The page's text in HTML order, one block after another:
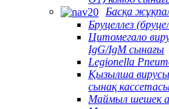
Басқа
Бруцеллез
Цитомегало
IgG/IgM сынағы
Legionella
Қызылша
сынақ
Маймыл шешек